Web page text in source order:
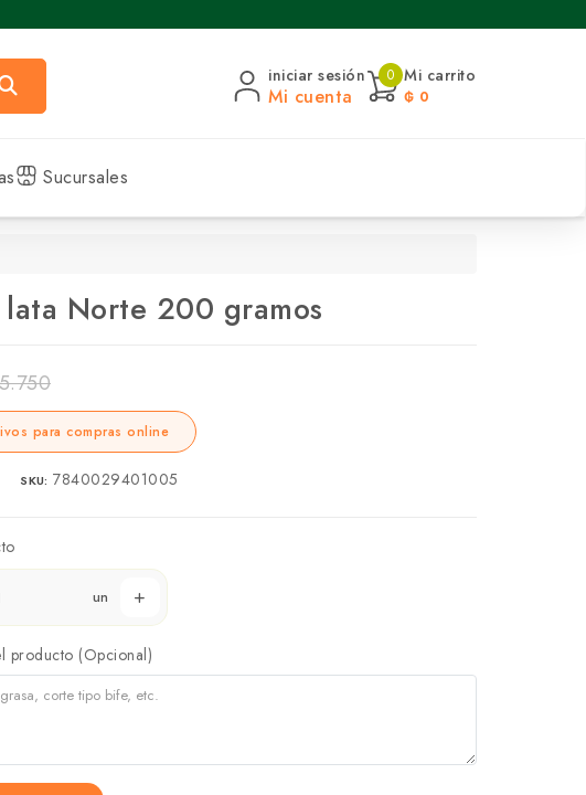
iniciar sesión
Mi cuenta
0 Mi carrito
₲ 0
Sucursales
Norte 200 gramos
para compras online
SKU: 7840029401005
un
producto (Opcional)